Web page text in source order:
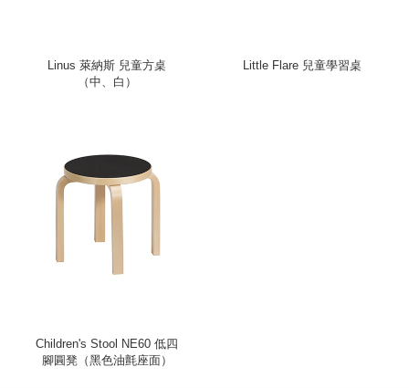
Linus 萊納斯 兒童方桌
（中、白）
Little Flare 兒童學習桌
Children's Stool NE60 低四
腳圓凳（黑色油氈座面）